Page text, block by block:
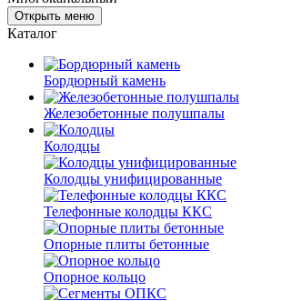
Открыть меню
Каталог
Бордюрный камень
Железобетонные полушпалы
Колодцы
Колодцы унифицированные
Телефонные колодцы ККС
Опорные плиты бетонные
Опорное кольцо